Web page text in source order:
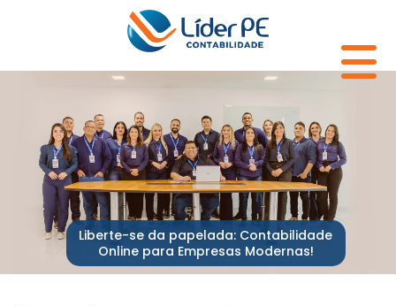
Liberte-se da papelada: Contabilidade
Online para Empresas Modernas!